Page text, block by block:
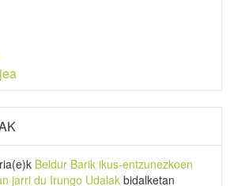
(e)k Beldur Barik ikus-entzunezkoen
jarri du Irungo Udalak bidalketan